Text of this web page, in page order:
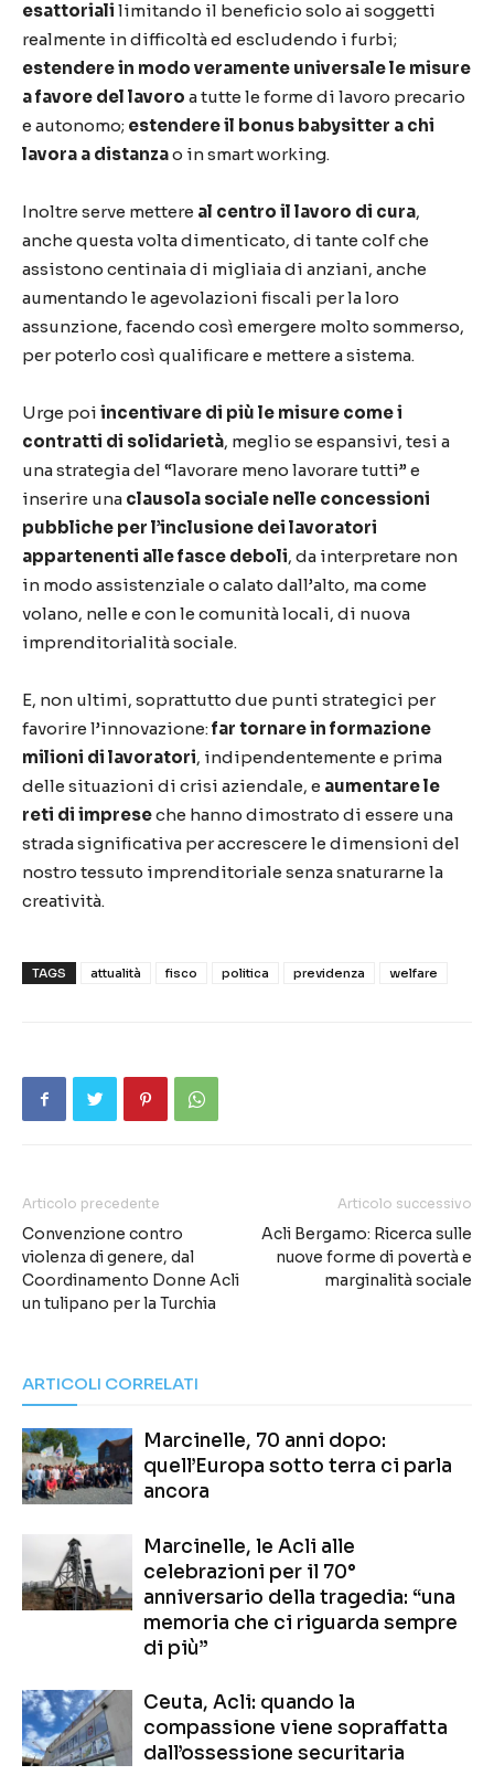
esattoriali limitando il beneficio solo ai soggetti
realmente in difficoltà ed escludendo i furbi;
estendere in modo veramente universale le misure
a favore del lavoro a tutte le forme di lavoro precario
e autonomo; estendere il bonus babysitter a chi
lavora a distanzao in smart working.
Inoltre serve mettere al centro il lavoro di cura,
anche questa volta dimenticato, di tante colf che
assistono centinaia di migliaia di anziani, anche
aumentando le agevolazioni fiscali per la loro
assunzione, facendo così emergere molto sommerso,
per poterlo così qualificare e mettere a sistema.
Urge poi incentivare di più le misure come i
contratti di solidarietà, meglio se espansivi, tesi a
una strategia del “lavorare meno lavorare tutti” e
inserire una clausola sociale nelle concessioni
pubbliche per l’inclusione dei lavoratori
appartenenti alle fasce deboli, da interpretare non
in modo assistenziale o calato dall’alto, ma come
volano, nelle e con le comunità locali, di nuova
imprenditorialità sociale.
E, non ultimi, soprattutto due punti strategici per
favorire l’innovazione:far tornare in formazione
milioni di lavoratori, indipendentemente e prima
delle situazioni di crisi aziendale, e aumentare le
reti di impreseche hanno dimostrato di essere una
strada significativa per accrescere le dimensioni del
nostro tessuto imprenditoriale senza snaturarne la
creatività.
TAGS attualità fisco politica previdenza welfare
Articolo precedente
Convenzione contro
violenza di genere, dal
Coordinamento Donne Acli
un tulipano per la Turchia
Articolo successivo
Acli Bergamo: Ricerca sulle
nuove forme di povertà e
marginalità sociale
ARTICOLI CORRELATI
Marcinelle, 70 anni dopo:
quell’Europa sotto terra ci parla
ancora
Marcinelle, le Acli alle
celebrazioni per il 70°
anniversario della tragedia: “una
memoria che ci riguarda sempre
di più”
Ceuta, Acli: quando la
compassione viene sopraffatta
dall’ossessione securitaria